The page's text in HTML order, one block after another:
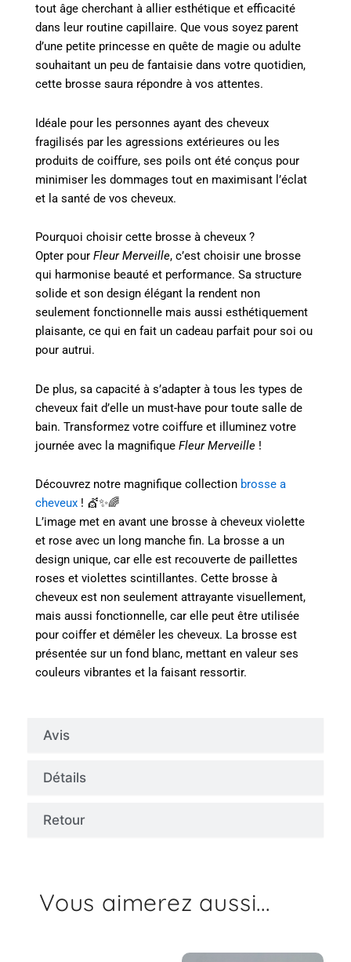
Avis
Détails
Retour
tout âge cherchant à allier esthétique et efficacité
dans leur routine capillaire. Que vous soyez parent
d’une petite princesse en quête de magie ou adulte
souhaitant un peu de fantaisie dans votre quotidien,
cette brosse saura répondre à vos attentes.
Idéale pour les personnes ayant des cheveux
fragilisés par les agressions extérieures ou les
produits de coiffure, ses poils ont été conçus pour
minimiser les dommages tout en maximisant l’éclat
et la santé de vos cheveux.
Pourquoi choisir cette brosse à cheveux ?
Opter pour Fleur Merveille, c’est choisir une brosse
qui harmonise beauté et performance. Sa structure
solide et son design élégant la rendent non
seulement fonctionnelle mais aussi esthétiquement
plaisante, ce qui en fait un cadeau parfait pour soi ou
pour autrui.
De plus, sa capacité à s’adapter à tous les types de
cheveux fait d’elle un must-have pour toute salle de
bain. Transformez votre coiffure et illuminez votre
journée avec la magnifique Fleur Merveille !
Découvrez notre magnifique collection brosse a
cheveux ! 💇✨🌈
L’image met en avant une brosse à cheveux violette
et rose avec un long manche fin. La brosse a un
design unique, car elle est recouverte de paillettes
roses et violettes scintillantes. Cette brosse à
cheveux est non seulement attrayante visuellement,
mais aussi fonctionnelle, car elle peut être utilisée
pour coiffer et démêler les cheveux. La brosse est
présentée sur un fond blanc, mettant en valeur ses
couleurs vibrantes et la faisant ressortir.
Vous aimerez aussi...